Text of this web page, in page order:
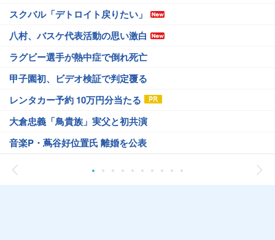
スクバル「デトロイト戻りたい」
八村、バスケ代表活動の思い激白
ラグビー選手が熱中症で倒れ死亡
甲子園初、ビデオ検証で判定覆る
レンタカー予約 10万円分当たる
大倉忠義「鳥貴族」実父と初共演
音楽P・蔦谷好位置氏 離婚を公表